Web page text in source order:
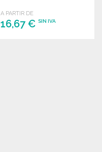
funcionalidad y comodidad.
A PARTIR DE
16,67 €SIN IVA